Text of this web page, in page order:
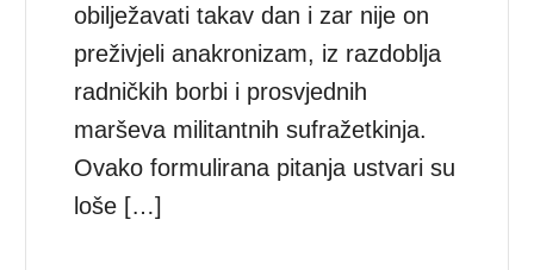
obilježavati takav dan i zar nije on
preživjeli anakronizam, iz razdoblja
radničkih borbi i prosvjednih
marševa militantnih sufražetkinja.
Ovako formulirana pitanja ustvari su
loše […]